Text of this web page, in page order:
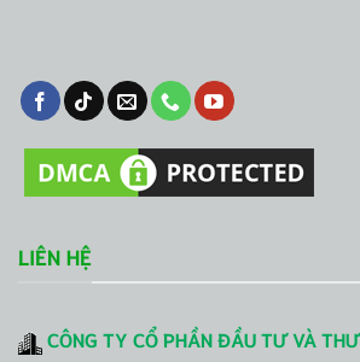
LIÊN HỆ
CÔNG TY CỔ PHẦN ĐẦU TƯ VÀ